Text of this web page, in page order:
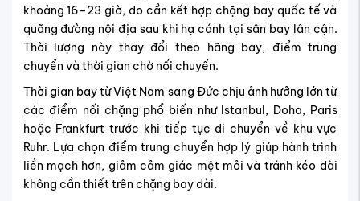
khoảng 16–23 giờ, do cần kết hợp chặng bay quốc tế và
quãng đường nội địa sau khi hạ cánh tại sân bay lân cận.
Thời lượng này thay đổi theo hãng bay, điểm trung
chuyển và thời gian chờ nối chuyến.
Thời gian bay từ Việt Nam sang Đức chịu ảnh hưởng lớn từ
các điểm nối chặng phổ biến như Istanbul, Doha, Paris
hoặc Frankfurt trước khi tiếp tục di chuyển về khu vực
Ruhr. Lựa chọn điểm trung chuyển hợp lý giúp hành trình
liền mạch hơn, giảm cảm giác mệt mỏi và tránh kéo dài
không cần thiết trên chặng bay dài.